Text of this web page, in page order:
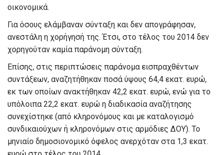
οικονομικά.
Για όσους ελάμβαναν σύνταξη και δεν απογράφησαν,
ανεστάλη η χορήγησή της. Έτσι, στο τέλος του 2014 δεν
χορηγούταν καμία παράνομη σύνταξη.
Επίσης, στις περιπτώσεις παράνομα εισπραχθέντων
συντάξεων, αναζητήθηκαν ποσά ύψους 64,4 εκατ. ευρώ,
εκ των οποίων ανακτήθηκαν 42,2 εκατ. ευρώ, ενώ για το
υπόλοιπα 22,2 εκατ. ευρώ η διαδικασία αναζήτησης
συνεχίστηκε (από κληρονόμους και με καταλογισμό
συνδικαιούχων ή κληρονόμων στις αρμόδιες ΔΟΥ). Το
μηνιαίο δημοσιονομικό όφελος ανερχόταν στα 1,3 εκατ.